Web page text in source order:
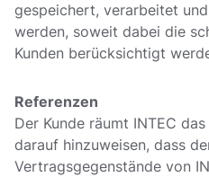
gespeichert, verarbeitet
werden, soweit dabei die
Kunden berücksichtigt
Referenzen
Der Kunde räumt INTEC
darauf hinzuweisen, dass
Vertragsgegenstände von